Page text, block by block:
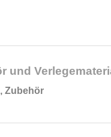
und
Zubehör